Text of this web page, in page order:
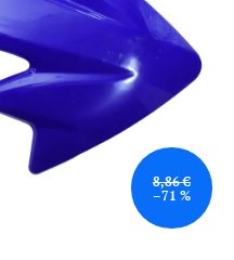
8,86 €
–71 %